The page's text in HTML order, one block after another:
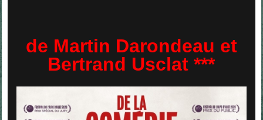
de Martin Darondeau et
Bertrand Usclat ***